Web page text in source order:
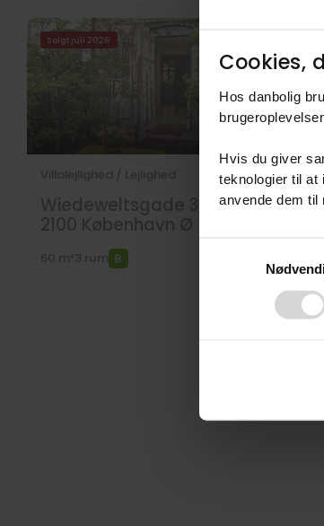
Cookies,
Hos danbolig
Hvis du giver
teknologier til at
anvende dem til
Ved at klikke
tilbagekalde dit
Solgt juli 2026
Solgt
Wiedeweltsgade 3, st.